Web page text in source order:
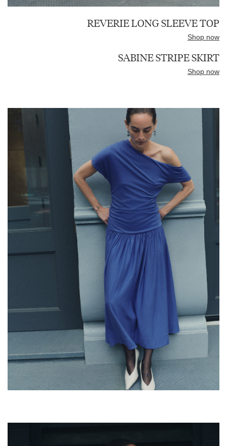
REVERIE LONG SLEEVE TOP
Shop now
SABINE STRIPE SKIRT
Shop now